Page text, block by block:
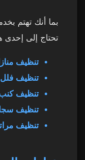
بما أنك تهتم
تحتاج إلى
تنظيف
تنظيف
تنظيف
تنظيف
تنظيف